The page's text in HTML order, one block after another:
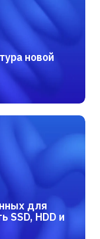
новой
для
SSD, HDD и